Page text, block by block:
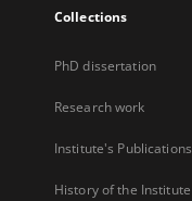
Collections
PhD dissertation
Research work
Institute's Publications
History of the Institute